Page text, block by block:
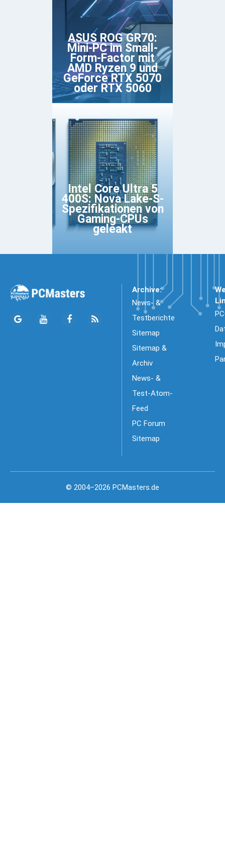
ASUS ROG GR70:
Mini-PC im Small-
Form-Factor mit
AMD Ryzen 9 und
GeForce RTX 5070
oder RTX 5060
Intel Core Ultra 5
400S: Nova Lake-S-
Spezifikationen von
Gaming-CPUs
geleakt
Archive:
News- &
Testberichte
Sitemap
Sitemap &
Archiv
News- &
Test-Atom-
Feed
PC Forum
Sitemap
© 2004–2026 PCMasters.de